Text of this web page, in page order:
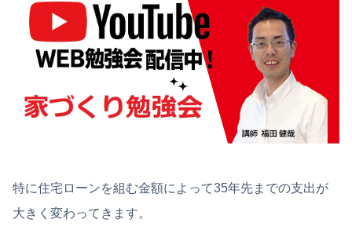
特に住宅ローンを組む金額によって35年先までの支出が
大きく変わってきます。